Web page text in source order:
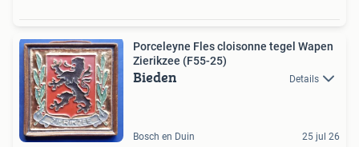
Porceleyne Fles cloisonne tegel Wapen
Zierikzee (F55-25)
Bieden Details
Bosch en Duin 25 jul 26